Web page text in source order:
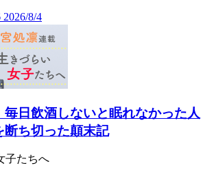
2026/8/4
毎日飲酒しないと眠れなかった人
断ち切った顛末記
子たちへ